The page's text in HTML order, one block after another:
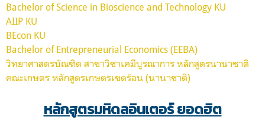
Bachelor of Science in Bioscience and Technology KU
AIIP KU
BEcon KU
Bachelor of Entrepreneurial Economics (EEBA)
วิทยาศาสตรบัณฑิต สาขาวิชาเคมีบูรณาการ หลักสูตรนานาชาติ
คณะเกษตร หลักสูตรเกษตรเขตร้อน (นานาชาติ)
หลักสูตรมหิดลอินเตอร์ ยอดฮิต